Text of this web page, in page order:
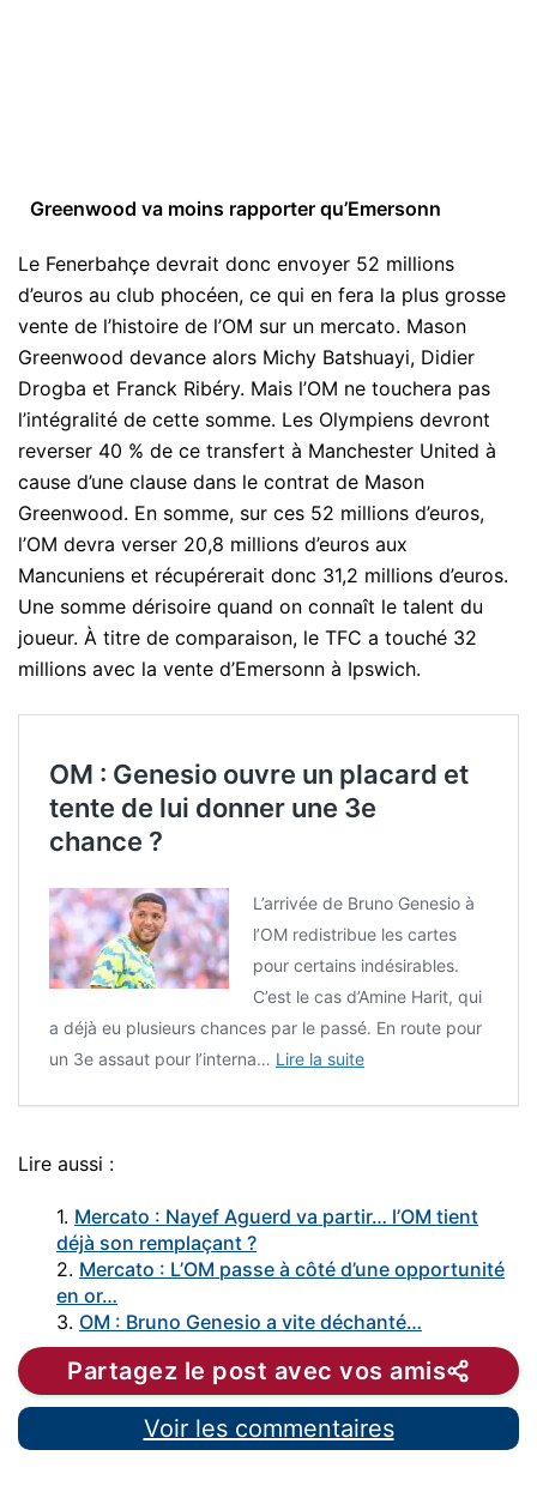
Greenwood va moins rapporter qu’Emersonn
Le Fenerbahçe devrait donc envoyer 52 millions
d’euros au club phocéen, ce qui en fera la plus grosse
vente de l’histoire de l’OM sur un mercato. Mason
Greenwood devance alors Michy Batshuayi, Didier
Drogba et Franck Ribéry. Mais l’OM ne touchera pas
l’intégralité de cette somme. Les Olympiens devront
reverser 40 % de ce transfert à Manchester United à
cause d’une clause dans le contrat de Mason
Greenwood. En somme, sur ces 52 millions d’euros,
l’OM devra verser 20,8 millions d’euros aux
Mancuniens et récupérerait donc 31,2 millions d’euros.
Une somme dérisoire quand on connaît le talent du
joueur. À titre de comparaison, le TFC a touché 32
millions avec la vente d’Emersonn à Ipswich.
OM : Genesio ouvre un placard et
tente de lui donner une 3e
chance ?
L’arrivée de Bruno Genesio à
l’OM redistribue les cartes
pour certains indésirables.
C’est le cas d’Amine Harit, qui
a déjà eu plusieurs chances par le passé. En route pour
un 3e assaut pour l’interna… Lire la suite
Lire aussi :
1. Mercato : Nayef Aguerd va partir… l’OM tient
déjà son remplaçant ?
2. Mercato : L’OM passe à côté d’une opportunité
en or…
3. OM : Bruno Genesio a vite déchanté…
Partagez le post avec vos amis
Voir les commentaires